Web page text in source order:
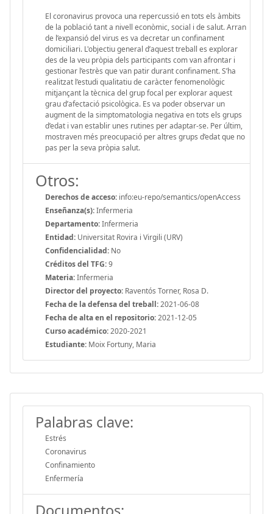
El coronavirus provoca una repercussió en tots els àmbits
de la població tant a nivell econòmic, social i de salut. Arran
de l’expansió del virus es va decretar un confinament
domiciliari. L'objectiu general d’aquest treball es explorar
des de la veu pròpia dels participants com van afrontar i
gestionar l’estrès que van patir durant confinament. S’ha
realitzat l’estudi qualitatiu de caràcter fenomenològic
mitjançant la tècnica del grup focal per explorar aquest
grau d’afectació psicològica. Es va poder observar un
augment de la simptomatologia negativa en tots els grups
d’edat i van establir unes rutines per adaptar-se. Per últim,
mostraven més preocupació per altres grups d’edat que no
pas per la seva pròpia salut.
Otros:
Derechos de acceso: info:eu-repo/semantics/openAccess
Enseñanza(s):Infermeria
Departamento:Infermeria
Entidad: Universitat Rovira i Virgili (URV)
Confidencialidad: No
Créditos del TFG:9
Materia:Infermeria
Director del proyecto: Raventós Torner, Rosa D.
Fecha de la defensa del treball:2021-06-08
Fecha de alta en el repositorio:2021-12-05
Curso académico:2020-2021
Estudiante: Moix Fortuny, Maria
Palabras clave:
Estrés
Coronavirus
Confinamiento
Enfermería